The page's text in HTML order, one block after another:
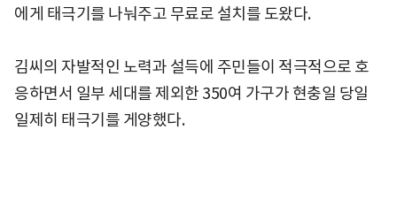
에게 태극기를 나눠주고 무료로 설치를 도왔다.
김씨의 자발적인 노력과 설득에 주민들이 적극적으로 호
응하면서 일부 세대를 제외한 350여 가구가 현충일 당일
일제히 태극기를 게양했다.